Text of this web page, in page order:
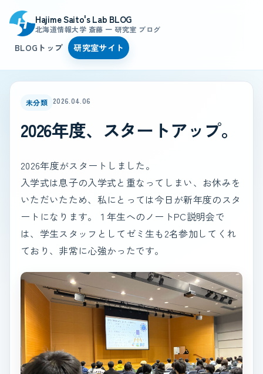
Hajime Saito's Lab BLOG
北海道情報大学 斎藤 一 研究室 ブログ
BLOGトップ 研究室サイト
未分類 2026.04.06
2026年度、スタートアップ。
2026年度がスタートしました。
入学式は息子の入学式と重なってしまい、お休みを
いただいたため、私にとっては今日が新年度のスタ
ートになります。１年生へのノートPC説明会で
は、学生スタッフとしてゼミ生も2名参加してくれ
ており、非常に心強かったです。